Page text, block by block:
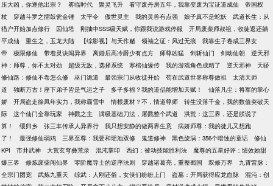
压大凶，你逐他出宗？
雾临时代 聚灵飞升 看守废丹房五年，我靠变废为宝证道成仙
帝国权
杖
穿越斗罗之擂鼓瓮金锤 太平令 傲世灵主 我的灵兽有点强 娘子真不是蛇妖
武道长生：从
猎户开始加点修行
囚仙塔 刚抽中SSS级天赋，你跟我说游戏停服
开局废柴师叔祖，收徒返还躺
平成仙
重生之，玉龙大陆 【综影视】与天作赌 领袖之证：风过无痕
我靠生子卷成三界女
帝
极限修仙 带着灵诀闯异界 离婚后高冷爵少有点方 师尊凶猛 剑斩仙门 剑动仙朝
逆天邪
神：师尊，你不太对劲
超级无敌，选择系统 寒棺仙缘传 我的游戏角色成精了 逆天邪神
天骄
修仙路：修仙不卷怎么修
巫门诡道 最强宗门从收徒开始 苟在武道世界称尊做祖
太清天师
道
独断万古！座下弟子皆是气运之子 多子多福？我的道侣能增加天赋！
仙落凡尘：将军的掌心
娇
开局盗走徐凤年实力，我称霸雪中 情根废材？不，情道尊师
转生没落千金，我的数值突破天
际
这个仙门全靠玩家 神戮之主 满级基础刀法，屠戮整个武道
洪荒：这三界，还是朕说了
算！
缓归乡 张三丰传承人异界行 我只想安静的做两界生意
病娇师尊：我的徒儿又想跑
了！
最强修仙弱鸡 三界至尊：我要和瑶池双修 鬼道修神 黑色旋涡：356个暗蚀的童话
修仙
KPI
市井武神 大荒玄穹彝荒录 混沌掌印 西幻：被动技能胜利法
魔尊的五星好评：绩效她甜
爆三界
修炼废柴闯仙界 零阶魔导士的逆序法则 穿越诸葛亮，重整蜀国 双修万界
九霄雷脉：
全宗门团宠
武炼九重天 综武：人刚还俗，女侠们纷纷上门 盗墓：开局获得应龙血脉
混沌：创